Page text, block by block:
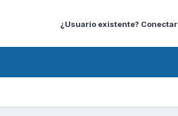
¿Usuario existente? Conectar